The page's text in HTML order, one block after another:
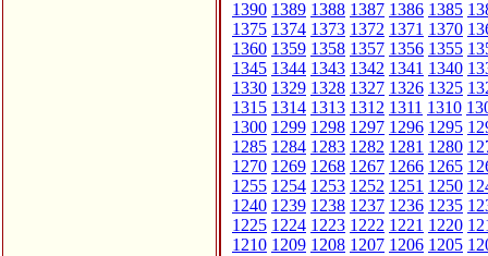
1390 1389 1388 1387 1386 1385
1375 1374 1373 1372 1371 1370
1360 1359 1358 1357 1356 1355
1345 1344 1343 1342 1341 1340
1330 1329 1328 1327 1326 1325
1315 1314 1313 1312 1311 1310
1300 1299 1298 1297 1296 1295
1285 1284 1283 1282 1281 1280
1270 1269 1268 1267 1266 1265
1255 1254 1253 1252 1251 1250
1240 1239 1238 1237 1236 1235
1225 1224 1223 1222 1221 1220
1210 1209 1208 1207 1206 1205